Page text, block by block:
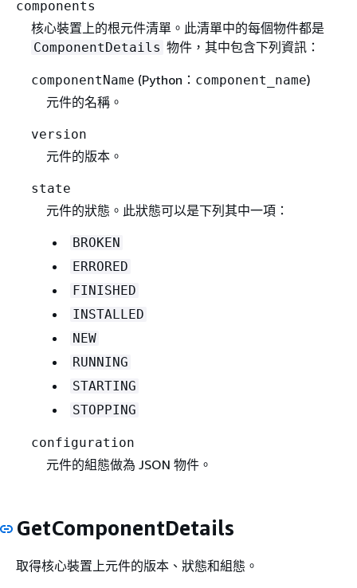
components
核心裝置上的根元件清單。此清單中的每個物件都是
ComponentDetails 物件，其中包含下列資訊：
componentName (Python： component_name)
元件的名稱。
version
元件的版本。
state
元件的狀態。此狀態可以是下列其中一項：
BROKEN
ERRORED
FINISHED
INSTALLED
NEW
RUNNING
STARTING
STOPPING
configuration
元件的組態做為 JSON 物件。
GetComponentDetails
取得核心裝置上元件的版本、狀態和組態。